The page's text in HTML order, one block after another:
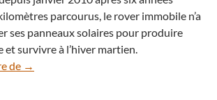
parcourus, le rover immobile n’a
ses panneaux solaires pour produire
et survivre à l’hiver martien.
de
Opportunity : 14 ans sur la planète
→